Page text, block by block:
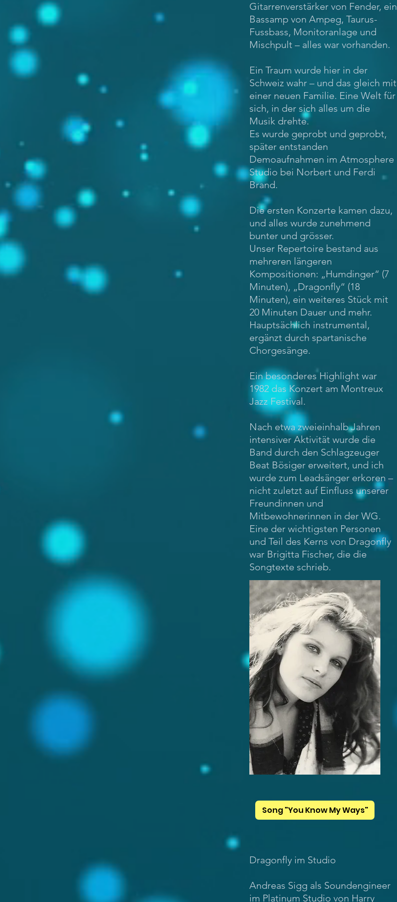
Gitarrenverstärker von Fender, ein
Bassamp von Ampeg, Taurus-
Fussbass, Monitoranlage und
Mischpult – alles war vorhanden.
Ein Traum wurde hier in der
Schweiz wahr – und das gleich mit
einer neuen Familie. Eine Welt für
sich, in der sich alles um die
Musik drehte.
Es wurde geprobt und geprobt,
später entstanden
Demoaufnahmen im Atmosphere
Studio bei Norbert und Ferdi
Brand.
Die ersten Konzerte kamen dazu,
und alles wurde zunehmend
bunter und grösser.
Unser Repertoire bestand aus
mehreren längeren
Kompositionen: „Humdinger“ (7
Minuten), „Dragonfly“ (18
Minuten), ein weiteres Stück mit
20 Minuten Dauer und mehr.
Hauptsächlich instrumental,
ergänzt durch spartanische
Chorgesänge.
Ein besonderes Highlight war
1982 das Konzert am Montreux
Jazz Festival.
Nach etwa zweieinhalb Jahren
intensiver Aktivität wurde die
Band durch den Schlagzeuger
Beat Bösiger erweitert, und ich
wurde zum Leadsänger erkoren –
nicht zuletzt auf Einfluss unserer
Freundinnen und
Mitbewohnerinnen in der WG.
Eine der wichtigsten Personen
und Teil des Kerns von Dragonfly
war Brigitta Fischer, die die
Songtexte schrieb.
Dragonfly im Studio
Andreas Sigg als Soundengineer
im Platinum Studio von Harry
Song "You Know My Ways"